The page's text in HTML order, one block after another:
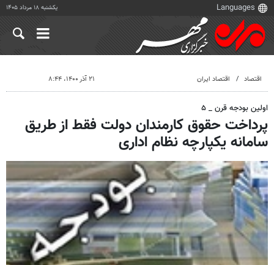
یکشنبه ۱۸ مرداد ۱۴۰۵
اقتصاد اقتصاد ایران ۲۱ آذر ۱۴۰۰، ۸:۴۴
اولین بودجه قرن _ ۵
پرداخت حقوق کارمندان دولت فقط از طریق
سامانه یکپارچه نظام اداری